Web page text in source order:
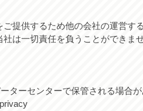
提供するため他の会社の運営す
は一切責任を負うことができま
ターセンターで保管される場合